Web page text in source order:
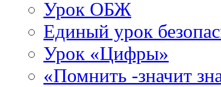
Урок ОБЖ
Единый урок
Урок «Цифры»
«Помнить -значит